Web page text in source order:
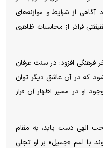
از شرایط و موازنه‌های
فراتر از محاسبات ظاهری
فرهنگی افزود: در سنت عرفان
که در آن عاشق دیگر توان
او در مسیر اظهار آن قرار
حب الهی دست یابد، به مقام
با اسم «جمیل» بر او تجلی